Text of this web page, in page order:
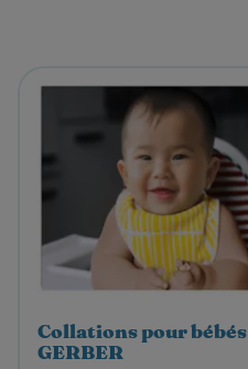
Collations pour bébés
GERBER